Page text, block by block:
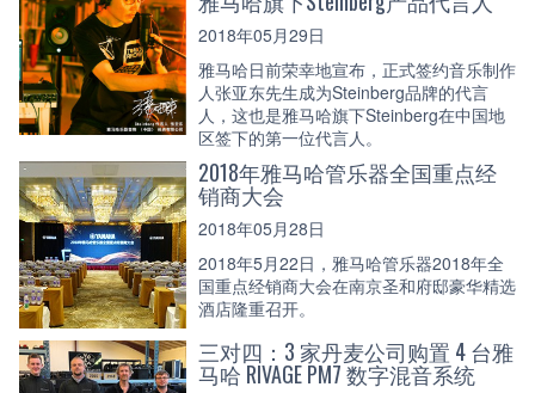
2018年05月29日
雅马哈日前荣幸地宣布，正式签约音乐制作
人张亚东先生成为Steinberg品牌的代言
人，这也是雅马哈旗下Steinberg在中国地
区签下的第一位代言人。
2018年雅马哈管乐器全国重点经
销商大会
2018年05月28日
2018年5月22日，雅马哈管乐器2018年全
国重点经销商大会在南京圣和府邸豪华精选
酒店隆重召开。
三对四：3 家丹麦公司购置 4 台雅
马哈 RIVAGE PM7 数字混音系统